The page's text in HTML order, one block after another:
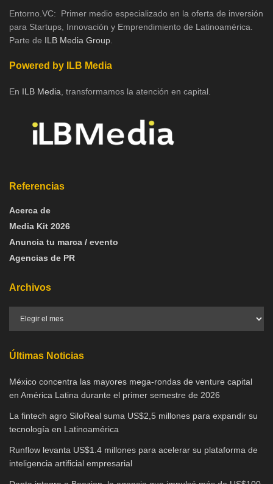
Entorno.VC: Primer medio especializado en la oferta de inversión
para Startups, Innovación y Emprendimiento de Latinoamérica.
Parte de ILB Media Group
Powered by ILB Media
En ILB Media , transformamos la atención en capital.
Referencias
Acerca de
Media Kit 2026
Anuncia tu marca / evento
Agencias de PR
Archivos
Últimas Noticias
México concentra las mayores mega-rondas de venture capital
en América Latina durante el primer semestre de 2026
La fintech agro SiloReal suma US$2,5 millones para expandir su
tecnología en Latinoamérica
Runflow levanta US$1.4 millones para acelerar su plataforma de
inteligencia artificial empresarial